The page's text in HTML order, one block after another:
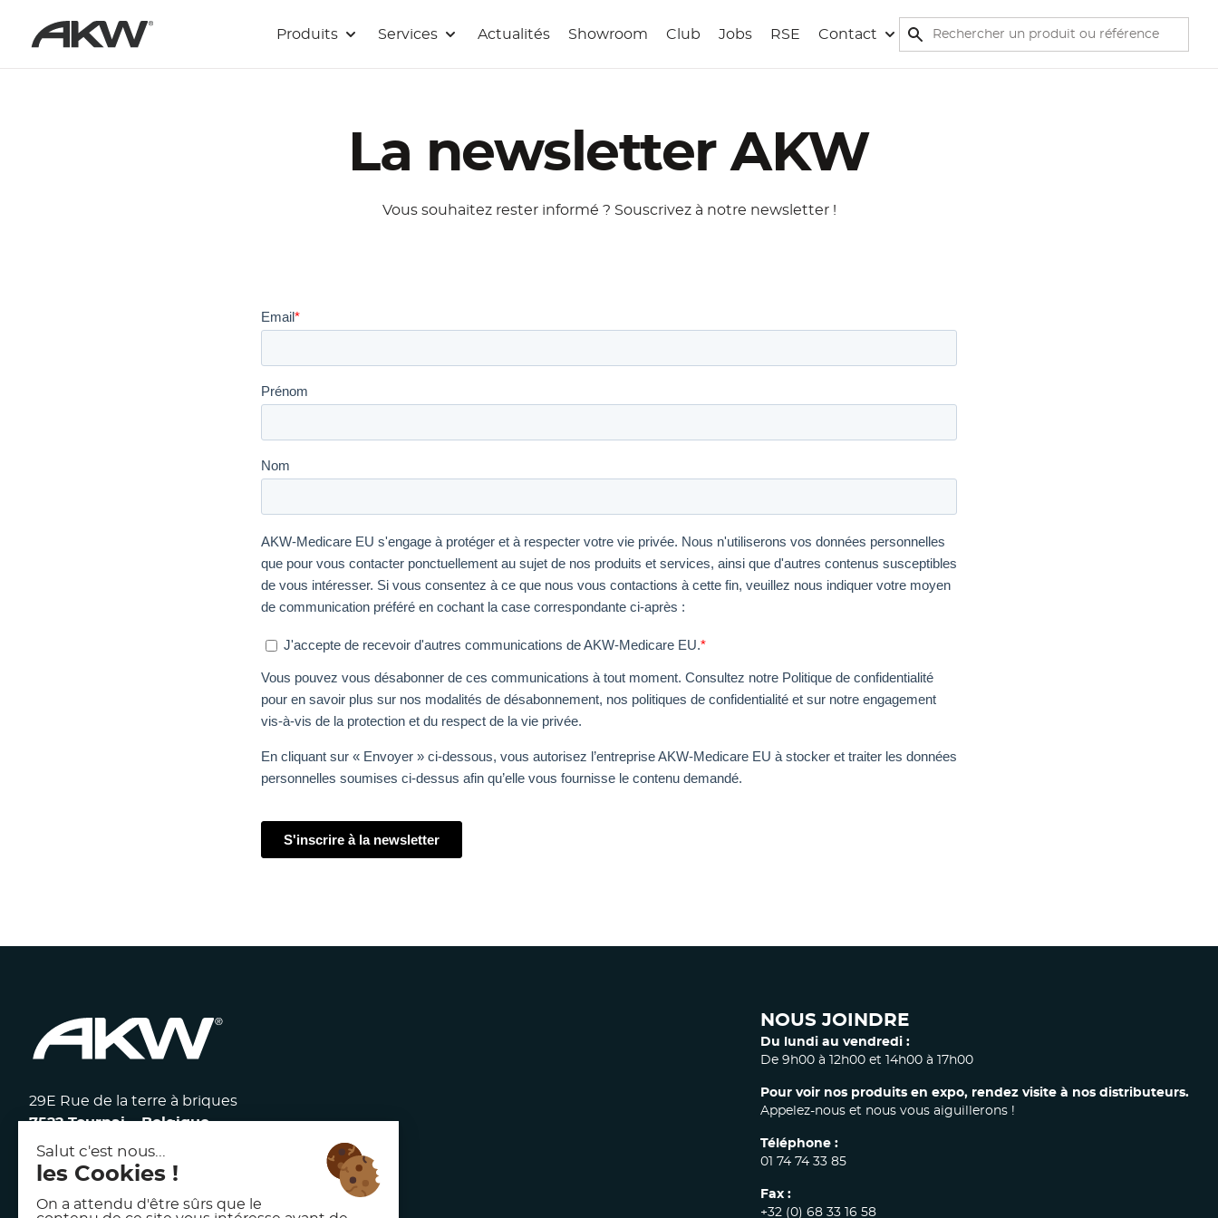
Produits
Services Actualités Showroom Club Jobs RSE Contact
Rechercher
Rechercher
La newsletter AKW
Vous souhaitez rester informé ? Souscrivez à notre newsletter !
29E Rue de la terre à briques
7522 Tournai – Belgique
117 avenue Victor Hugo
92100 Boulogne Billancourt – France
NOUS JOINDRE
Du lundi au vendredi :
De 9h00 à 12h00 et 14h00 à 17h00
Pour voir nos produits en expo, rendez visite à nos distributeurs.
Appelez-nous et nous vous aiguillerons !
Téléphone :
01 74 74 33 85
Fax :
+32 (0) 68 33 16 58